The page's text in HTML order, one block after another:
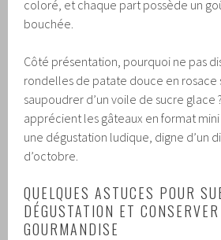
coloré, et chaque part possède un
bouchée.
Côté présentation, pourquoi ne pas
rondelles de patate douce en rosace
saupoudrer d’un voile de sucre glace
apprécient les gâteaux en format
une dégustation ludique, digne d’un
d’octobre.
QUELQUES ASTUCES POUR
DÉGUSTATION ET
GOURMANDISE